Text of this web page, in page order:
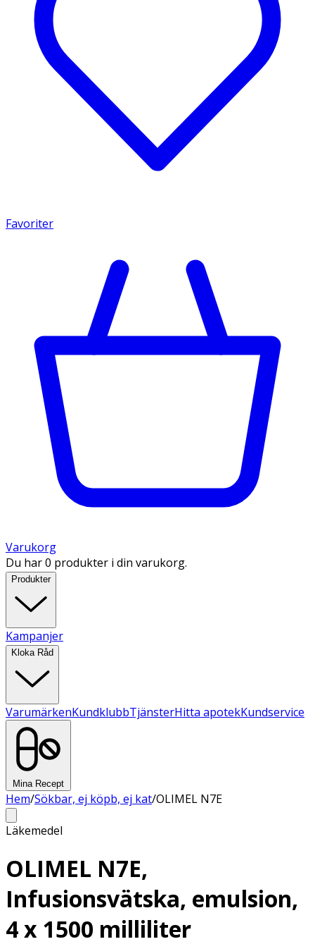
Favoriter
Varukorg
Du har 0 produkter i din varukorg.
Produkter
Kampanjer
Kloka Råd
VarumärkenKundklubbTjänsterHitta apotekKundservice
Mina Recept
Hem/Sökbar, ej köpb, ej kat/OLIMEL N7E
Läkemedel
OLIMEL N7E,
Infusionsvätska, emulsion,
4 x 1500 milliliter